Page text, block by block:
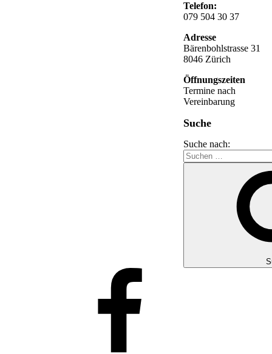
Telefon:
079 504 30 37
Adresse
Bärenbohlstrasse 31
8046 Zürich
Öffnungszeiten
Termine nach
Vereinbarung
Suche
Suche nach: